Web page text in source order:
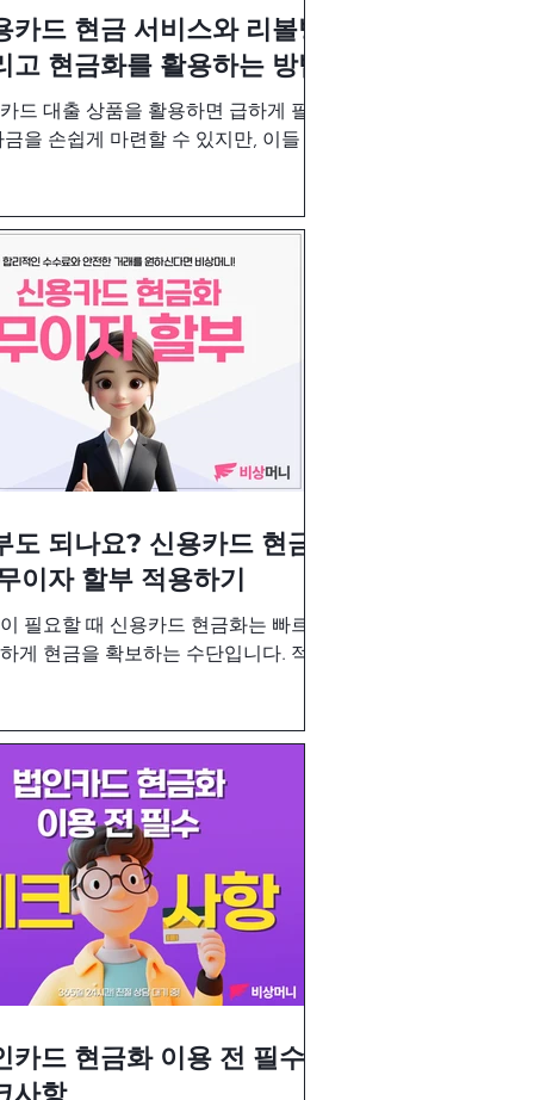
카드 현금 서비스와 리볼빙,
고 현금화를 활용하는 방법
드 대출 상품을 활용하면 급하게 필요
을 손쉽게 마련할 수 있지만, 이들 서
를 적절히 활용하면 더 유리한 조건으
금을 마련할 수 있습니다.
도 되나요? 신용카드 현금
이자 할부 적용하기
필요할 때 신용카드 현금화는 빠르고
게 현금을 확보하는 수단입니다. 적절
한 옵션입니다. 신용카드 현금화와
할부 적용 문의는 비상머니에서
카드 현금화 이용 전 필수
사항